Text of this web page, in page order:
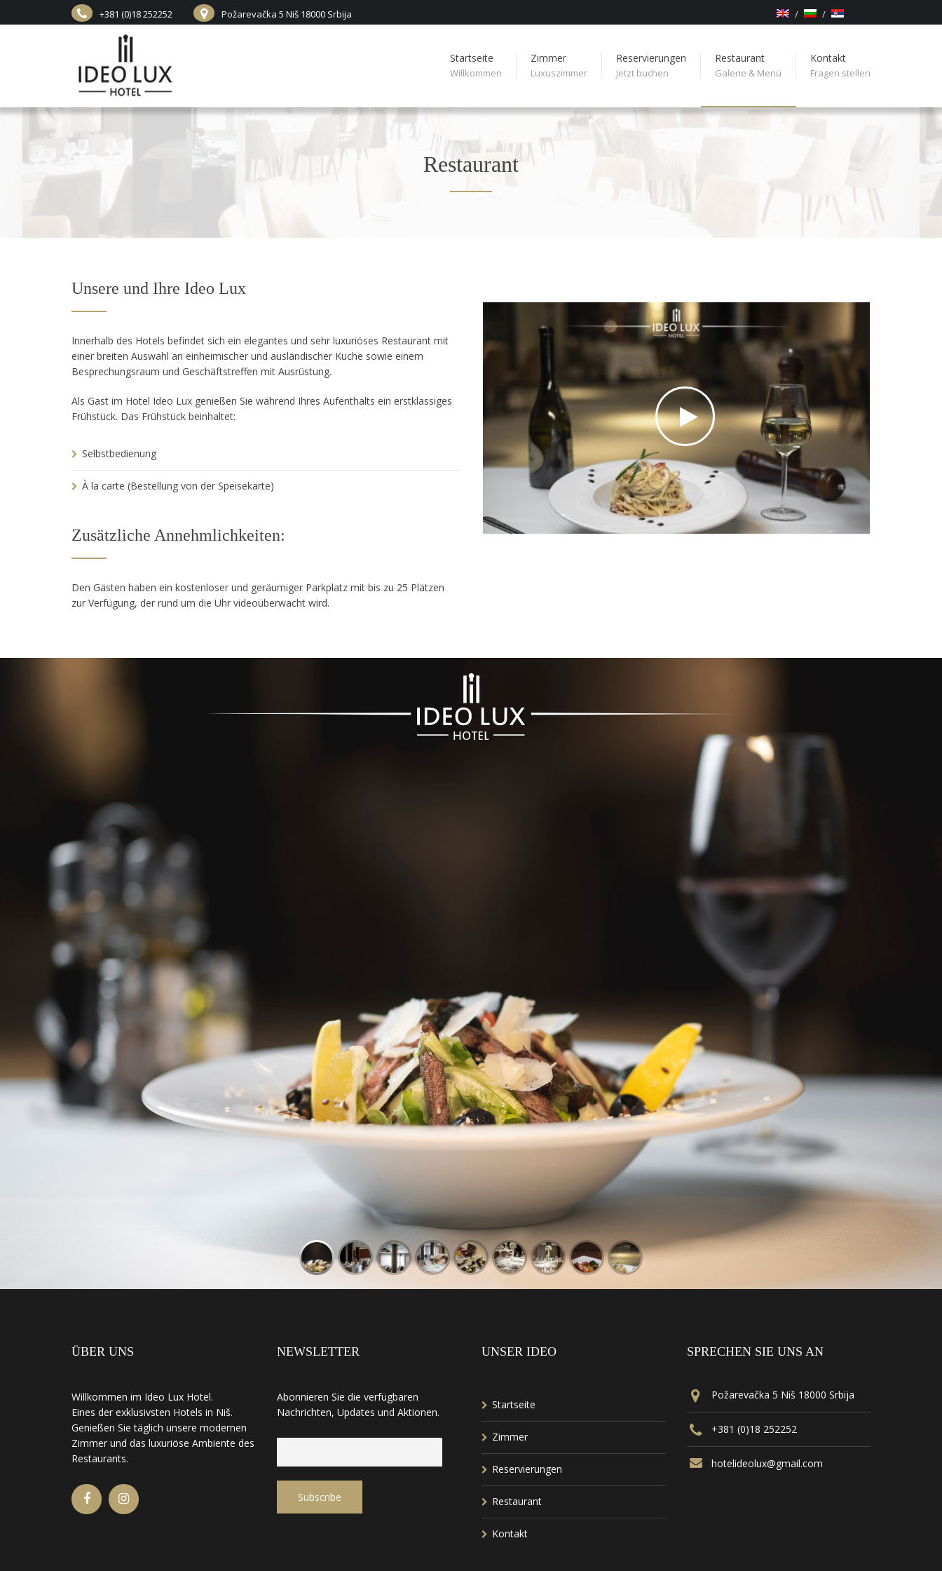
+381 (0)18 252252 Požarevačka 5 Niš 18000 Srbija
Startseite
Willkommen
Zimmer
Luxuszimmer
Reservierungen
Jetzt buchen
Restaurant
Galerie & Menü
Kontakt
Fragen stellen
Restaurant
Unsere und Ihre Ideo Lux
Innerhalb des Hotels befindet sich ein elegantes und sehr luxuriöses Restaurant mit
einer breiten Auswahl an einheimischer und ausländischer Küche sowie einem
Besprechungsraum und Geschäftstreffen mit Ausrüstung.
Als Gast im Hotel Ideo Lux genießen Sie während Ihres Aufenthalts ein erstklassiges
Frühstück. Das Frühstück beinhaltet:
Selbstbedienung
À la carte (Bestellung von der Speisekarte)
Zusätzliche Annehmlichkeiten:
Den Gästen haben ein kostenloser und geräumiger Parkplatz mit bis zu 25 Plätzen
zur Verfügung, der rund um die Uhr videoüberwacht wird.
ÜBER UNS
Willkommen im Ideo Lux Hotel.
Eines der exklusivsten Hotels in Niš.
Genießen Sie täglich unsere modernen
Zimmer und das luxuriöse Ambiente des
Restaurants.
NEWSLETTER
Abonnieren Sie die verfügbaren
Nachrichten, Updates und Aktionen.
UNSER IDEO
Startseite
Zimmer
Reservierungen
Restaurant
Kontakt
SPRECHEN SIE UNS AN
Požarevačka 5 Niš 18000 Srbija
+381 (0)18 252252
hotelideolux@gmail.com